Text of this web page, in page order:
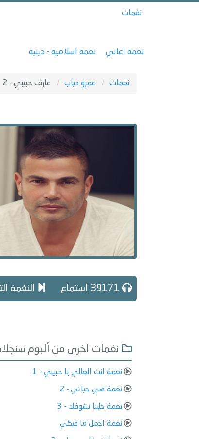
نغمات
نغمة اغاني نغمة اسلامية - دينيه
نغمات عمرو دياب عارف حبيبي - 2
النغمة
نغمات اخرى من ألبوم
نغمة انت الغالي يا حبيبي - 1
نغمة هي حياتي - 2
نغمة خلينا نشوفك - 3
نغمة اجمل ما فيكي